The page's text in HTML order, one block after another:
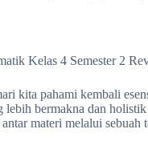
kita pahami kembali
bermakna dan
materi melalui sebuah